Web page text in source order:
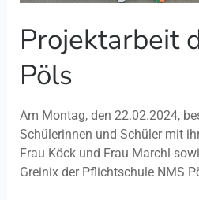
Projektarbeit
Pöls
Am Montag, den 22.02.2024,
Schülerinnen und Schüler mit
Frau Köck und Frau Marchl
Greinix der Pflichtschule NMS